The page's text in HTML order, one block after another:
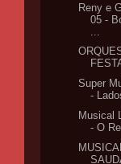
Reny e
05 -
Super
-
Musical
- O